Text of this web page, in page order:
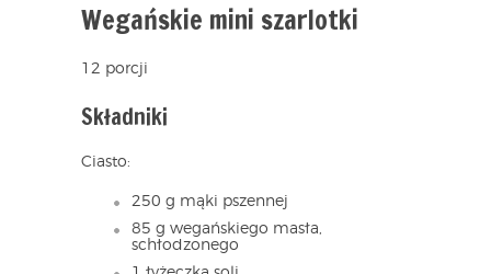
Wegańskie mini szarlotki
12 porcji
Składniki
Ciasto:
250 g mąki pszennej
85 g wegańskiego masła,
schłodzonego